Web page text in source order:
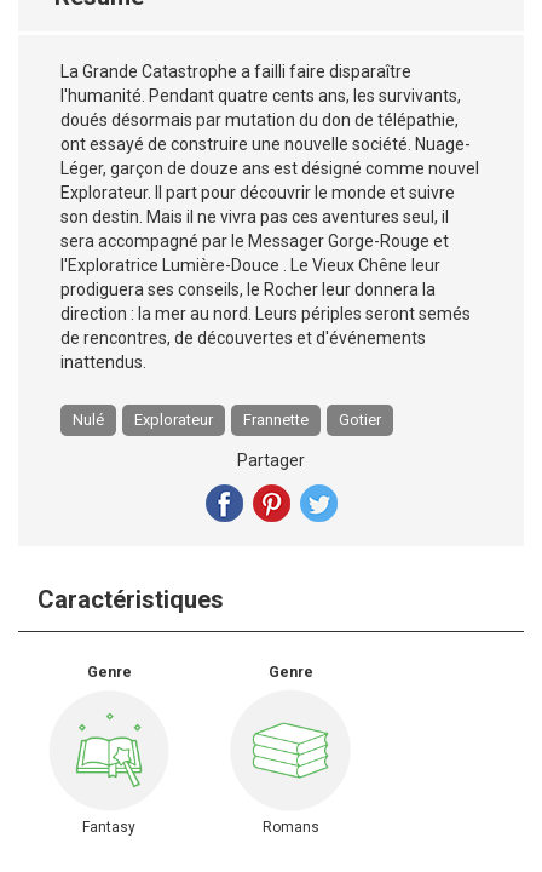
La Grande Catastrophe a failli faire disparaître
l'humanité. Pendant quatre cents ans, les survivants,
doués désormais par mutation du don de télépathie,
ont essayé de construire une nouvelle société. Nuage-
Léger, garçon de douze ans est désigné comme nouvel
Explorateur. Il part pour découvrir le monde et suivre
son destin. Mais il ne vivra pas ces aventures seul, il
sera accompagné par le Messager Gorge-Rouge et
l'Exploratrice Lumière-Douce . Le Vieux Chêne leur
prodiguera ses conseils, le Rocher leur donnera la
direction : la mer au nord. Leurs périples seront semés
de rencontres, de découvertes et d'événements
inattendus.
Nulé Explorateur Frannette Gotier
Partager
Caractéristiques
Genre
Fantasy
Genre
Romans